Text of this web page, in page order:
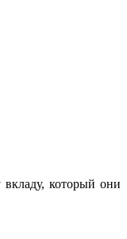
который они